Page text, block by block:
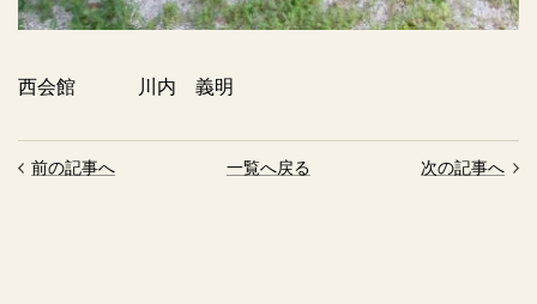
西会館 川内 義明
前の記事へ 一覧へ戻る 次の記事へ